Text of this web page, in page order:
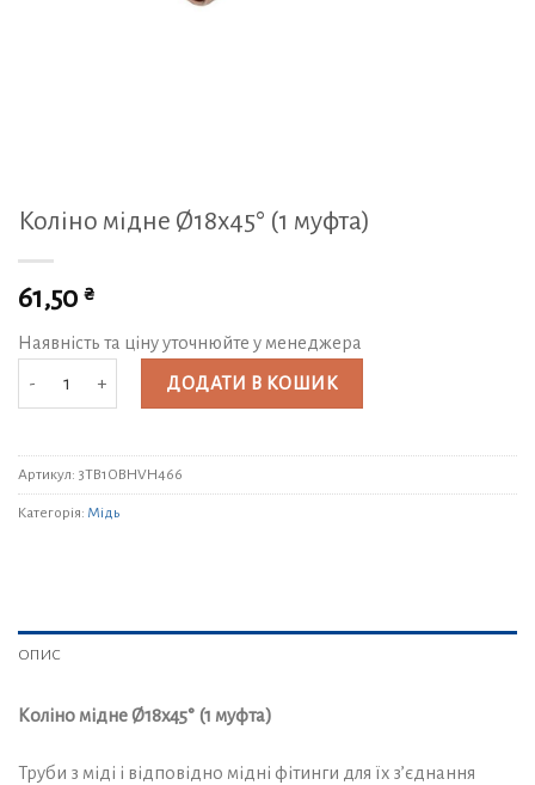
Коліно мідне Ø18х45° (1 муфта)
61,50 ₴
Наявність та ціну уточнюйте у менеджера
Коліно мідне Ø18х45° (1 муфта) кількість
ДОДАТИ В КОШИК
Артикул: 3TB1OBHVH466
Категорія: Мідь
ОПИС
Коліно мідне Ø18х45° (1 муфта)
Труби з міді і відповідно мідні фітинги для їх з’єднання